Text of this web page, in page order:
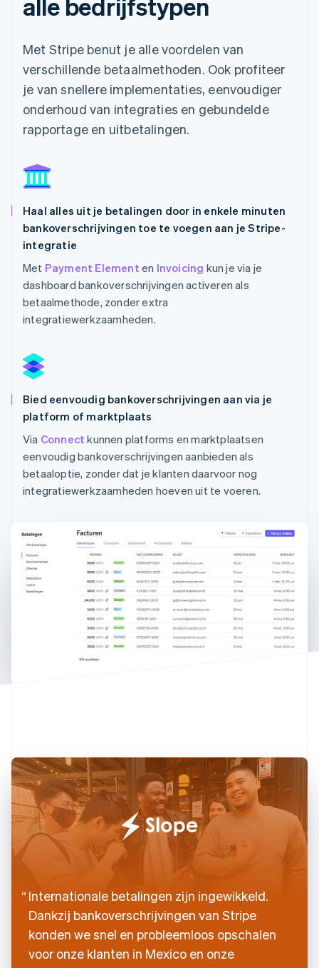
Met Stripe benut je alle voordelen van
verschillende betaalmethoden. Ook profiteer
je van snellere implementaties, eenvoudiger
onderhoud van integraties en gebundelde
rapportage en uitbetalingen.
Haal alles uit je betalingen door in enkele minuten
bankoverschrijvingen toe te voegen aan je Stripe-
integratie
Met Payment Element en Invoicing kun je via je
dashboard bankoverschrijvingen activeren als
betaalmethode, zonder extra
integratiewerkzaamheden.
Bied eenvoudig bankoverschrijvingen aan via je
platform of marktplaats
Via Connect kunnen platforms en marktplaatsen
eenvoudig bankoverschrijvingen aanbieden als
betaaloptie, zonder dat je klanten daarvoor nog
integratiewerkzaamheden hoeven uit te voeren.
Internationale betalingen zijn ingewikkeld.
Dankzij bankoverschrijvingen van Stripe
konden we snel en probleemloos opschalen
voor onze klanten in Mexico en onze
Australië
English
Brazilië
PortuguêsEnglish
Bulgarije
Français
Denemarken
Frankrijk
FrançaisEnglish
Gibraltar
English
Griekenland
English
Hongarije
English简体中文
Ierland
English
India
English